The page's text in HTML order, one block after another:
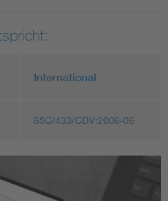
International
65C/433/CDV:2006-06